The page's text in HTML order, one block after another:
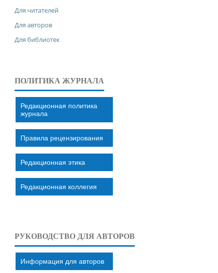
Для читателей
Для авторов
Для библиотек
ПОЛИТИКА ЖУРНАЛА
Редакционная политика
журнала
Правила рецензирования
Редакционная этика
Редакционная коллегия
РУКОВОДСТВО ДЛЯ АВТОРОВ
Информация для авторов